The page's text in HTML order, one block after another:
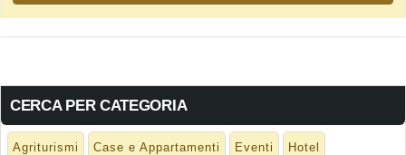
CERCA PER CATEGORIA
Agriturismi Case e Appartamenti Eventi Hotel